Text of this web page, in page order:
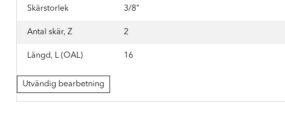
Skärstorlek 3/8"
Antal skär, Z 2
Längd, L (OAL) 16
Utvändig bearbetning